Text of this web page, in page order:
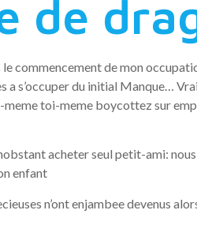
de
commencement de mon
s’occuper du initial Manque…
toi-meme boycottez sur
acheter seul petit-ami:
enfant
n’ont enjambee devenus